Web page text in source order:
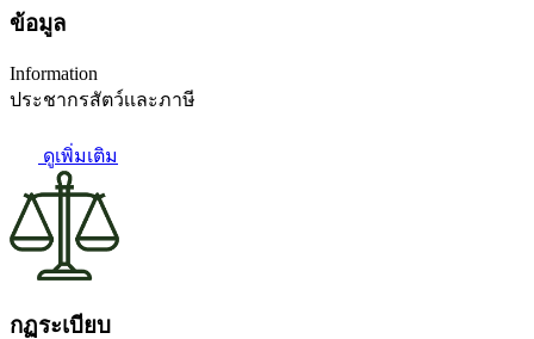
ข้อมูล
Information
ประชากรสัตว์เเละภาษี
ดูเพิ่มเติม
กฏระเบียบ